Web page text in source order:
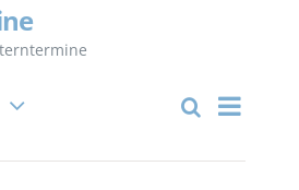
Suche
Tag